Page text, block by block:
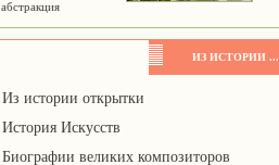
абстракция
ИЗ ИСТОРИИ ...
Из истории открытки
История Искусств
Биографии великих композиторов